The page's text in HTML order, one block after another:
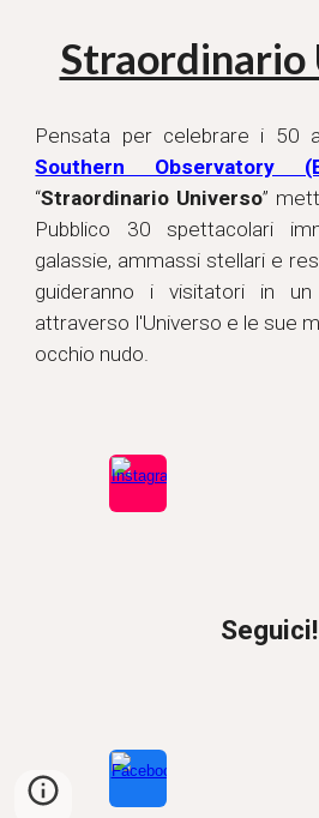
Straordinario
Pensata per celebrare i 50
Southern Observatory
“Straordinario Universo”
Pubblico 30 spettacolari
galassie, ammassi stellari e
guideranno i visitatori in un
attraverso l'Universo e le sue
occhio nudo.
Seguici!